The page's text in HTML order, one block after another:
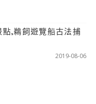
,鵜飼遊覽船古法捕
2019-08-06